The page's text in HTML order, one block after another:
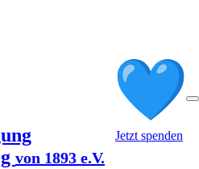
von 1893 e.V.
Jetzt spenden